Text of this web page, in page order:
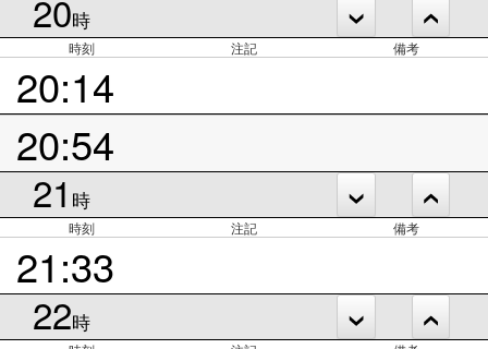
20時
時刻 注記 備考
20:14
20:54
21 時
時刻 注記 備考
21:33
22時